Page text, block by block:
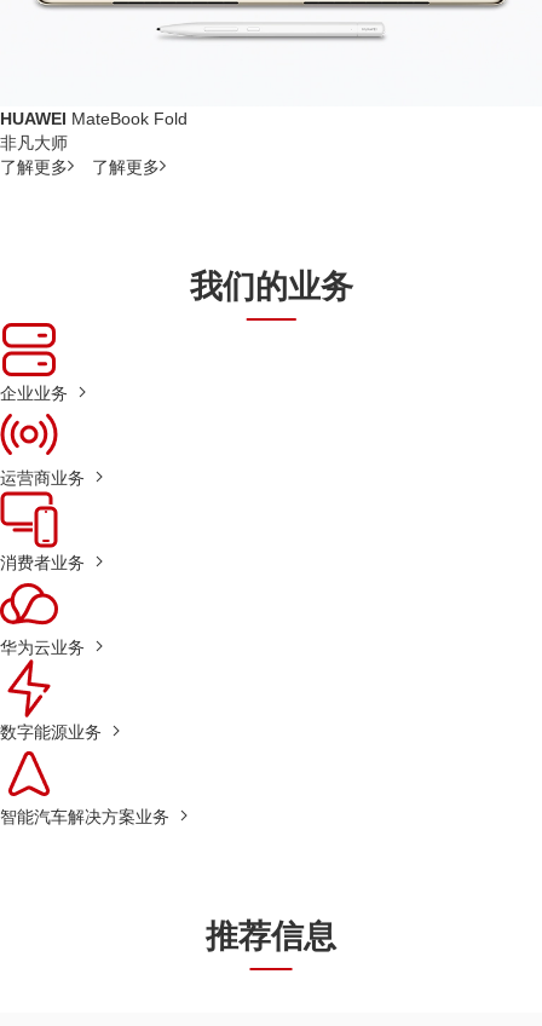
HUAWEI MateBook Fold
非凡大师
了解更多
了解更多
我们的业务
企业业务
运营商业务
消费者业务
华为云业务
数字能源业务
智能汽车解决方案业务
推荐信息